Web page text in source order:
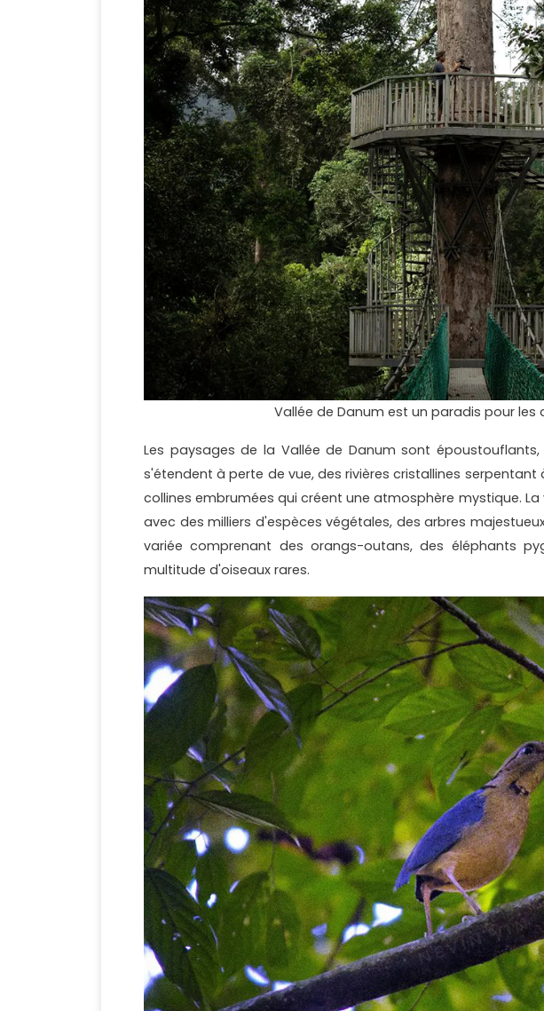
Vallée de Danum est un paradis pour les
Les paysages de la Vallée de Danum sont
s'étendent à perte de vue, des rivières cristallines
collines embrumées qui créent une atmosphère mystique.
avec des milliers d'espèces végétales, des arbres
variée comprenant des orangs-outans, des éléphants
multitude d'oiseaux rares.